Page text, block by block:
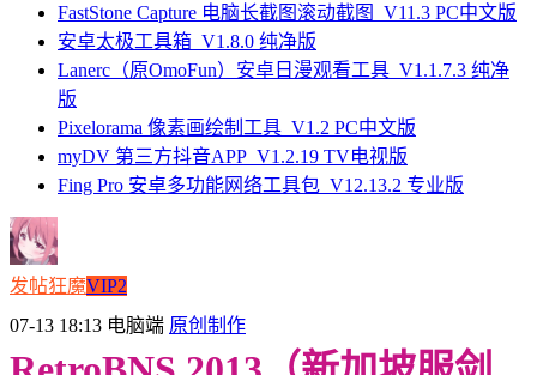
FastStone Capture 电脑长截图滚动截图_V11.3 PC中文版
安卓太极工具箱_V1.8.0 纯净版
Lanerc（原OmoFun）安卓日漫观看工具_V1.1.7.3 纯净
版
Pixelorama 像素画绘制工具_V1.2 PC中文版
myDV 第三方抖音APP_V1.2.19 TV电视版
Fing Pro 安卓多功能网络工具包_V12.13.2 专业版
发帖狂魔VIP2
07-13 18:13 电脑端 原创制作